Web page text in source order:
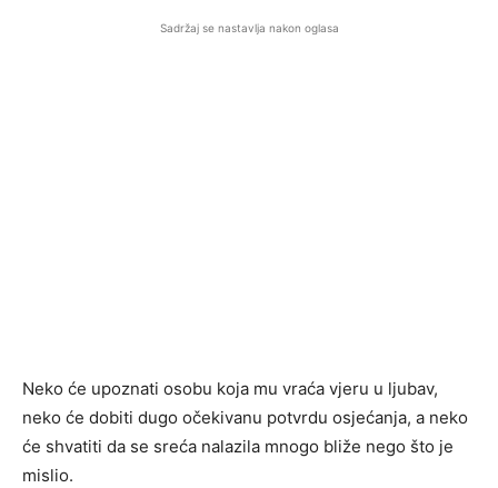
Sadržaj se nastavlja nakon oglasa
Neko će upoznati osobu koja mu vraća vjeru u ljubav,
neko će dobiti dugo očekivanu potvrdu osjećanja, a neko
će shvatiti da se sreća nalazila mnogo bliže nego što je
mislio.